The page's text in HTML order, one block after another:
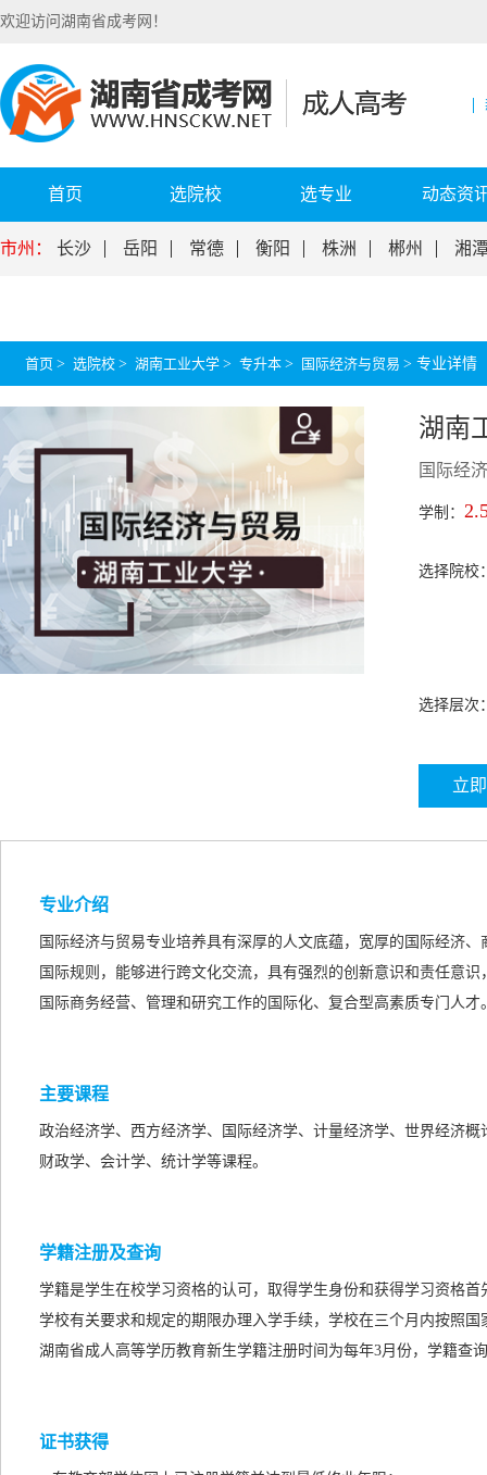
欢迎访问湖南省成考网！
首页 选院校 选专业 动态资
市州： 长沙 岳阳 常德 衡阳 株洲 郴州 湘
首页 > 选院校 > 湖南工业大学 > 专升本 > 国际经济与贸易 > 专业详情
湖南
国际经
学制：
选择院校
选择层次
立
专业介绍
国际经济与贸易专业培养具有深厚的人文底蕴，宽厚的国际经济
国际规则，能够进行跨文化交流，具有强烈的创新意识和责任意
国际商务经营、管理和研究工作的国际化、复合型高素质专门人才
主要课程
政治经济学、西方经济学、国际经济学、计量经济学、世界经济
财政学、会计学、统计学等课程。
学籍注册及查询
学籍是学生在校学习资格的认可，取得学生身份和获得学习资格
学校有关要求和规定的期限办理入学手续，学校在三个月内按照
湖南省成人高等学历教育新生学籍注册时间为每年3月份，学籍查
证书获得